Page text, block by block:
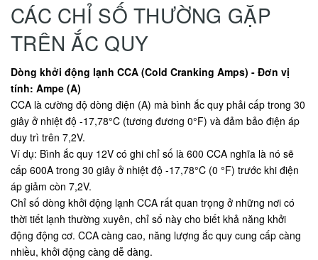
CÁC CHỈ SỐ THƯỜNG GẶP
TRÊN ẮC QUY
Dòng khởi động lạnh CCA (Cold Cranking Amps) - Đơn vị
tính: Ampe (A)
CCA là cường độ dòng điện (A) mà bình ắc quy phải cấp trong 30
giây ở nhiệt độ -17,78°C (tương đương 0°F) và đảm bảo điện áp
duy trì trên 7,2V.
Ví dụ: Bình ắc quy 12V có ghi chỉ số là 600 CCA nghĩa là nó sẽ
cấp 600A trong 30 giây ở nhiệt độ -17,78°C (0 °F) trước khi điện
áp giảm còn 7,2V.
Chỉ số dòng khởi động lạnh CCA rất quan trọng ở những nơi có
thời tiết lạnh thường xuyên, chỉ số này cho biết khả năng khởi
động động cơ. CCA càng cao, năng lượng ắc quy cung cấp càng
nhiều, khởi động càng dễ dàng.